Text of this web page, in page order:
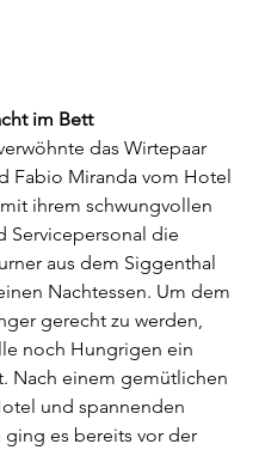
im Bett
das Wirtepaar
Fabio Miranda vom Hotel
ihrem schwungvollen
Servicepersonal die
aus dem Siggenthal
Nachtessen. Um dem
gerecht zu werden,
noch Hungrigen ein
Nach einem gemütlichen
und spannenden
ging es bereits vor der